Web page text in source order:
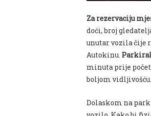
Za rezervaciju
doći, broj
unutar vozila čije
Autokinu.
minuta prije
boljom vidljivošću.
Dolaskom na